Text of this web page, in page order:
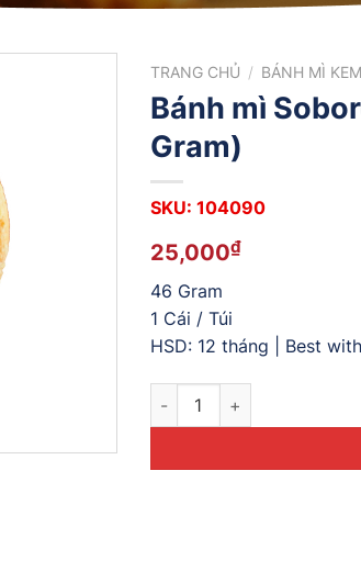
TRANG CHỦ / BÁNH MÌ
Bánh mì
Gram)
SKU: 104090
25,000₫
46 Gram
1 Cái / Túi
HSD: 12 tháng | Best
Bánh mì Soboro kem tươi